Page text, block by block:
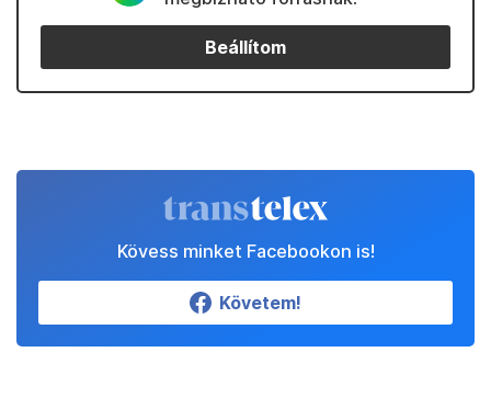
Beállítom
Kövess minket Facebookon is!
Követem!